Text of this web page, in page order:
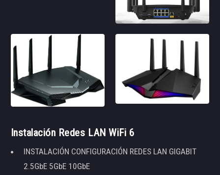
Instalación Redes LAN WiFi 6
INSTALACIÓN CONFIGURACIÓN REDES LAN GIGABIT
2.5GbE 5GbE 10GbE